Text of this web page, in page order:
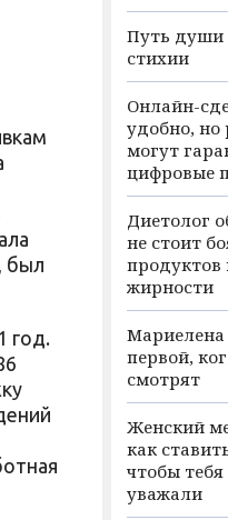
был
год.
Путь души
стихии
Онлайн-
удобно, но
могут
цифровые
Диетолог
не стоит
жирности
первой,
смотрят
Женский
как
чтобы тебя
уважали